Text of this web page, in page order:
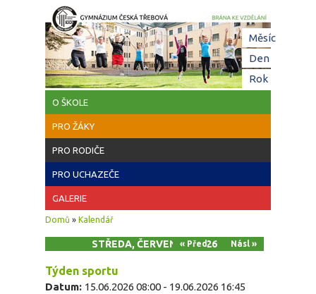
Přejít k hlavnímu obsahu
O ŠKOLE
PRO ŽÁKY
PRO RODIČE
PRO UCHAZEČE
GALERIE
Jste zde
Domů » Kalendář
STŘEDA, ČERVEN 17, 2026
« Před Násl »
Týden sportu
Datum: 15.06.2026 08:00 - 19.06.2026 16:45
Měsíc
Den(aktivní
Rok